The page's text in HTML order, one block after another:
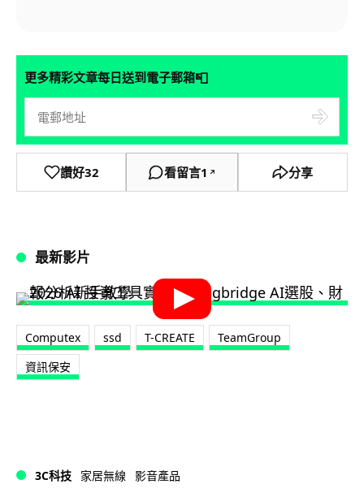
更多精彩文章每日送到電子郵箱📮
讚好32 看留言1 ↗ 分享
最新影片
Computex ssd T-CREATE
TeamGroup
資訊保安
3C科技 家居無線 影音產品